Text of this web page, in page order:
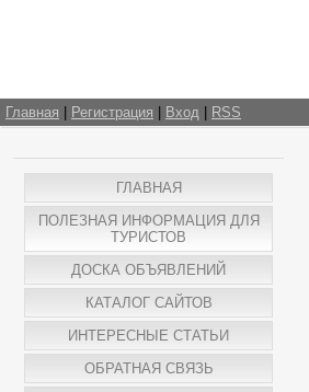
Главная Регистрация Вход RSS
ГЛАВНАЯ
ПОЛЕЗНАЯ ИНФОРМАЦИЯ ДЛЯ
ТУРИСТОВ
ДОСКА ОБЪЯВЛЕНИЙ
КАТАЛОГ САЙТОВ
ИНТЕРЕСНЫЕ СТАТЬИ
ОБРАТНАЯ СВЯЗЬ